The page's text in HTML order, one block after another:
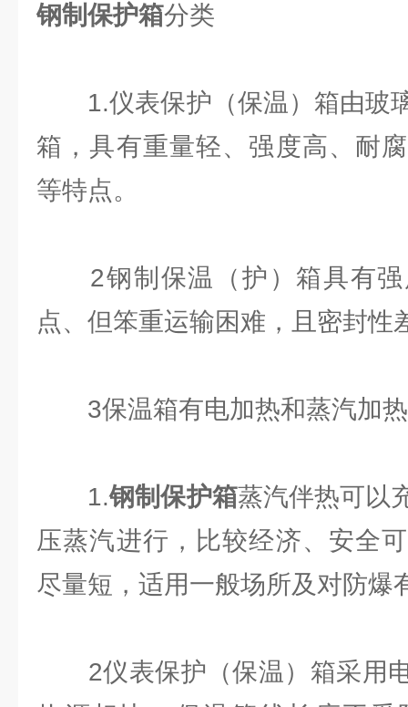
钢制保护箱分类
1.仪表保护（保温）箱由玻
箱，具有重量轻、强度高、耐
等特点。
2钢制保温（护）箱具有强
点、但笨重运输困难，且密封性
3保温箱有电加热和蒸汽加热
1.钢制保护箱蒸汽伴热可以
压蒸汽进行，比较经济、安全
尽量短，适用一般场所及对防爆
2仪表保护（保温）箱采用